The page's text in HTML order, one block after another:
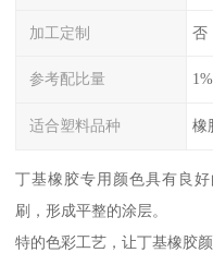
加工定制 否
参考配比量
适合塑料品种 橡
丁基橡胶专用颜色具有良
刷，形成平整的涂层。
特的色彩工艺，让丁基橡胶